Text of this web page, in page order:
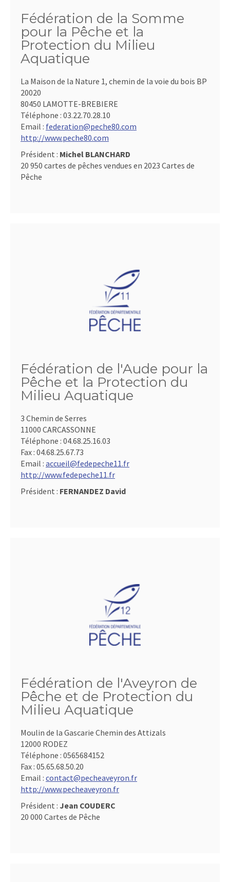
Fédération de la Somme
pour la Pêche et la
Protection du Milieu
Aquatique
La Maison de la Nature 1, chemin de la voie du bois BP
20020
80450 LAMOTTE-BREBIERE
Téléphone : 03.22.70.28.10
Email : federation@peche80.com
http://www.peche80.com
Président : Michel BLANCHARD
20 950 cartes de pêches vendues en 2023 Cartes de
Pêche
Fédération de l'Aude pour la
Pêche et la Protection du
Milieu Aquatique
3 Chemin de Serres
11000 CARCASSONNE
Téléphone : 04.68.25.16.03
Fax : 04.68.25.67.73
Email : accueil@fedepeche11.fr
http://www.fedepeche11.fr
Président : FERNANDEZ David
Fédération de l'Aveyron de
Pêche et de Protection du
Milieu Aquatique
Moulin de la Gascarie Chemin des Attizals
12000 RODEZ
Téléphone : 0565684152
Fax : 05.65.68.50.20
Email : contact@pecheaveyron.fr
http://www.pecheaveyron.fr
Président : Jean COUDERC
20 000 Cartes de Pêche